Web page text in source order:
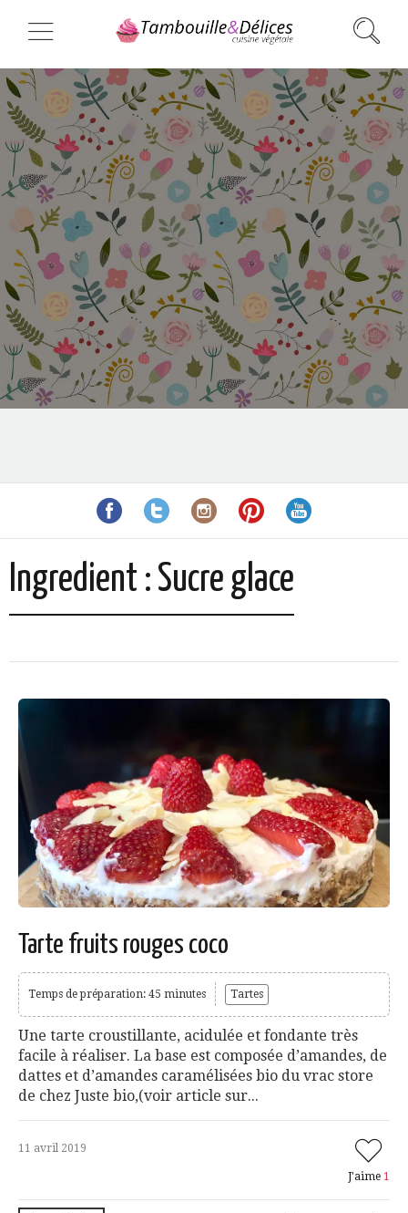
Ingredient : Sucre glace
Tarte fruits rouges coco
Temps de préparation: 45 minutes Tartes
Une tarte croustillante, acidulée et fondante très
facile à réaliser. La base est composée d’amandes, de
dattes et d’amandes caramélisées bio du vrac store
de chez Juste bio,(voir article sur...
11 avril 2019
J'aime 1